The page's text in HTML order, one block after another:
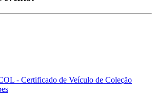
- Certificado de Veículo de Coleção